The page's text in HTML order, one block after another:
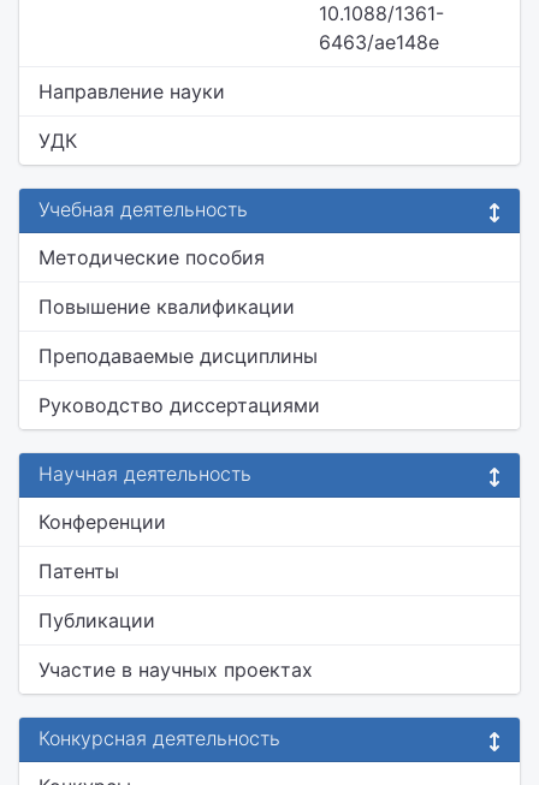
10.1088/1361-
6463/ae148e
Направление науки
УДК
Учебная деятельность
Методические пособия
Повышение квалификации
Преподаваемые дисциплины
Руководство диссертациями
Научная деятельность
Конференции
Патенты
Публикации
Участие в научных проектах
Конкурсная деятельность